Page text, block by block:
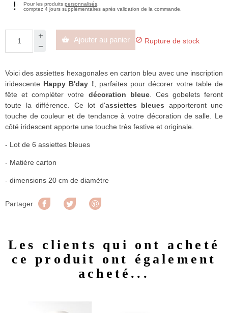
Pour les produits personnalisés
comptez 4 jours supplémentaires après validation de la commande.
 Ajouter au panier  Rupture de stock
Voici des assiettes hexagonales en carton bleu avec une inscription
iridescente Happy B'day ! , parfaites pour décorer votre table de
fête et compléter votre décoration bleue. Ces gobelets feront
toute la différence. Ce lot d'assiettes bleues apporteront une
touche de couleur et de tendance à votre décoration de salle. Le
côté iridescent apporte une touche très festive et originale.
- Lot de 6 assiettes bleues
- Matière carton
- dimensions 20 cm de diamètre
Partager Partager Tweet
Les clients qui ont acheté
ce produit ont également
acheté...